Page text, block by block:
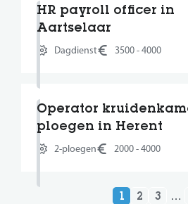
HR payroll officer in
Aartselaar
Dagdienst 3500 - 4000
Operator
ploegen in Herent
2-ploegen 2000 - 4000
1 2 3 …